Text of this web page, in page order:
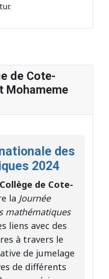
de Cote-
Mohameme
des
2024
Collège de Cote-
la Journée
mathématiques
liens avec des
à travers le
de jumelage
de différents